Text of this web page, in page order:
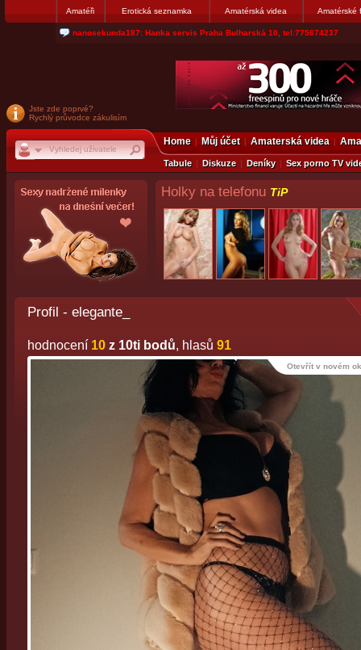
Amatéři Erotická seznamka Amatérská videa Amatérské
jjoseff: Najde se par, ktery nekdy přemýšlel o divákovi. Napiste
Jste zde poprvé?
Rychlý průvodce zákulisím
Home Můj účet Amaterská videa
Tabule Diskuze Deníky Sex porno TV
Holky na telefonu TiP
Profil - elegante_
hodnocení 10z 10ti bodů, hlasů 91
Otevřít v novém